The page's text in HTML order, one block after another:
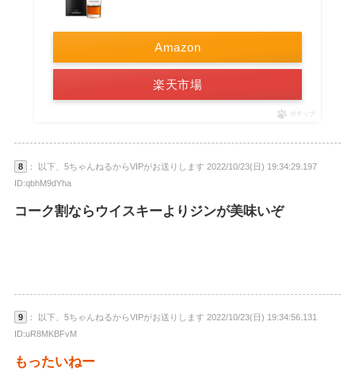
Amazon
楽天市場
ポチップ
8
： 以下、5ちゃんねるからVIPがお送りします 2022/10/23(日) 19:34:29.197
ID:qbhM9dYha
コーク割ならウイスキーよりジンが美味いぞ
9
： 以下、5ちゃんねるからVIPがお送りします 2022/10/23(日) 19:34:56.131
ID:uR8MKBFvM
もったいねー